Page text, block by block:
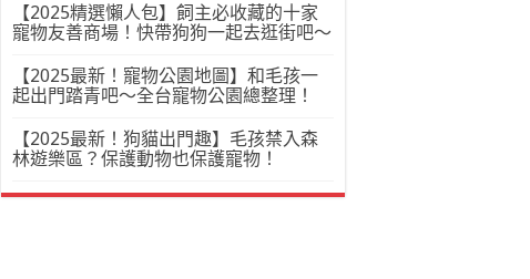
【2025精選懶人包】飼主必收藏的十家
寵物友善商場！快帶狗狗一起去逛街吧～
【2025最新！寵物公園地圖】和毛孩一
起出門踏青吧～全台寵物公園總整理！
【2025最新！狗貓出門趣】毛孩禁入森
林遊樂區？保護動物也保護寵物！